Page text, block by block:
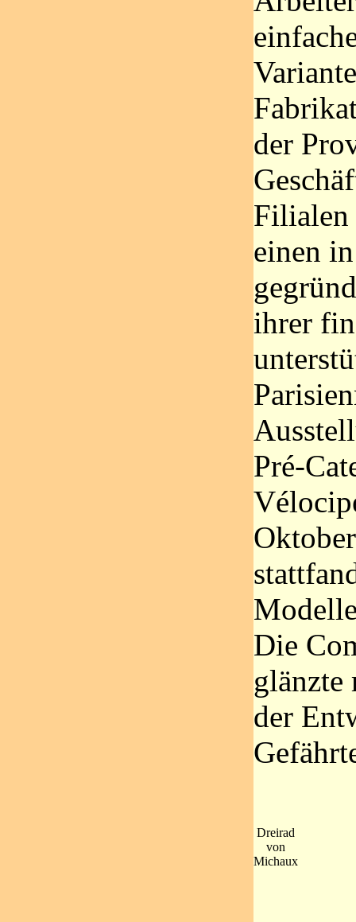
der
Filialen
einen
ihrer
Pré-
Die
glänzte
der
Dreirad
von
Michaux